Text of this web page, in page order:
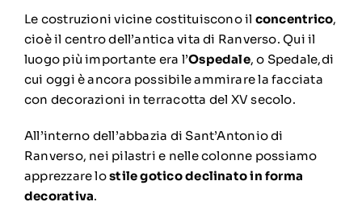
Le costruzioni vicine costituiscono il concentrico,
cioè il centro dell’antica vita di Ranverso. Qui il
luogo più importante era l’Ospedale, o Spedale,di
cui oggi è ancora possibile ammirare la facciata
con decorazioni in terracotta del XV secolo.
All’interno dell’abbazia di Sant’Antonio di
Ranverso, nei pilastri e nelle colonne possiamo
apprezzare lostile gotico declinato in forma
decorativa.